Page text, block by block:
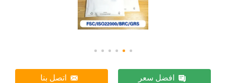
افضل سعر اتصل بنا